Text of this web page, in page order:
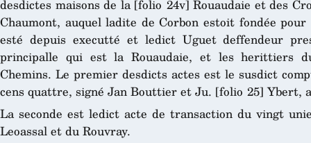
desdictes maisons de la [folio 24v] Rouaudaie et des
Chaumont, auquel ladite de Corbon estoit fondée
esté depuis executté et ledict Uguet deffendeur
principalle qui est la Rouaudaie, et les herittiers
Chemins. Le premier desdicts actes est le susdict
cens quattre, signé Jan Bouttier et Ju. [folio 25] Ybert,
La seconde est ledict acte de transaction du vingt
Leoassal et du Rouvray.